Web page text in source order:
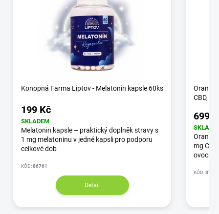
Konopná Farma Liptov - Melatonin kapsle 60ks
199 Kč
SKLADEM
Melatonin kapsle – praktický doplněk stravy s
1 mg melatoninu v jedné kapsli pro podporu
celkové dob
KÓD:86761
Detail
Orange
CBD,
699
Orange
mg
KÓD:87/